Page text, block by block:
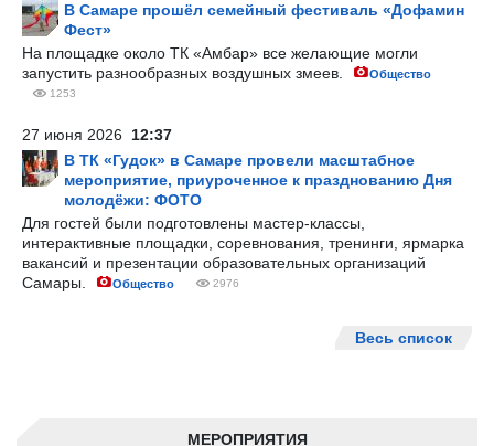
МЕРОПРИЯТИЯ
В Самаре прошёл семейный фестиваль «Дофамин
Фест»
На площадке около ТК «Амбар» все желающие могли
запустить разнообразных воздушных змеев.
Общество
1253
27 июня 2026 12:37
В ТК «Гудок» в Самаре провели масштабное
мероприятие, приуроченное к празднованию Дня
молодёжи: ФОТО
Для гостей были подготовлены мастер-классы,
интерактивные площадки, соревнования, тренинги, ярмарка
вакансий и презентации образовательных организаций
Самары.
Общество 2976
Весь список